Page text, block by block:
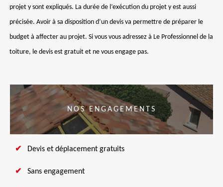
projet y sont expliqués. La durée de l’exécution du projet y est aussi
précisée. Avoir à sa disposition d’un devis va permettre de préparer le
budget à affecter au projet. Si vous vous adressez à Le Professionnel de la
toiture, le devis est gratuit et ne vous engage pas.
NOS ENGAGEMENTS
Devis et déplacement gratuits
Sans engagement